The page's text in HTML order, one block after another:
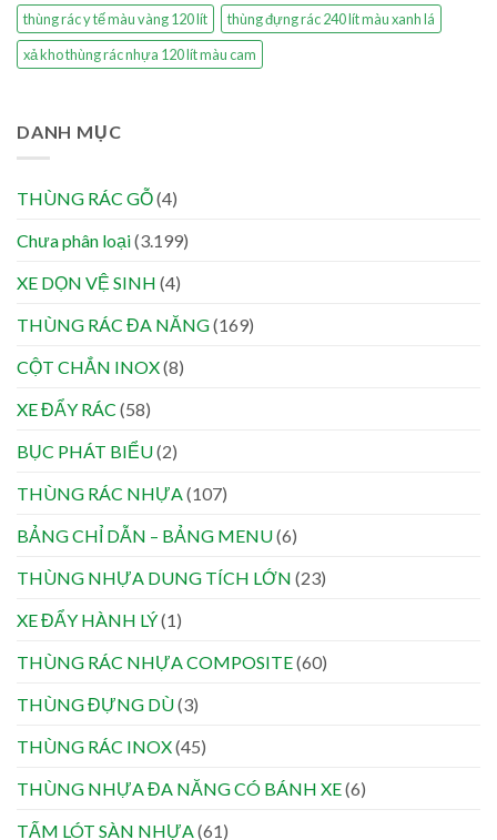
thùng rác y tế màu vàng 120 lít
thùng đựng rác 240 lít màu xanh lá
xả kho thùng rác nhựa 120 lít màu cam
DANH MỤC
THÙNG RÁC GỖ(4)
Chưa phân loại(3.199)
XE DỌN VỆ SINH (4)
THÙNG RÁC ĐA NĂNG(169)
CỘT CHẮN INOX(8)
XE ĐẨY RÁC (58)
BỤC PHÁT BIỂU(2)
THÙNG RÁC NHỰA(107)
BẢNG CHỈ DẪN – BẢNG MENU(6)
THÙNG NHỰA DUNG TÍCH LỚN (23)
XE ĐẨY HÀNH LÝ(1)
THÙNG RÁC NHỰA COMPOSITE(60)
THÙNG ĐỰNG DÙ(3)
THÙNG RÁC INOX(45)
THÙNG NHỰA ĐA NĂNG CÓ BÁNH XE(6)
TẤM LÓT SÀN NHỰA(61)